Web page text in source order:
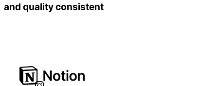
and quality consistent